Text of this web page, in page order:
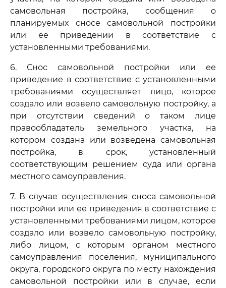
самовольная постройка, сообщения о
планируемых сносе самовольной постройки
или ее приведении в соответствие с
установленными требованиями.
6. Снос самовольной постройки или ее
приведение в соответствие с установленными
требованиями осуществляет лицо, которое
создало или возвело самовольную постройку, а
при отсутствии сведений о таком лице
правообладатель земельного участка, на
котором создана или возведена самовольная
постройка, в срок, установленный
соответствующим решением суда или органа
местного самоуправления.
7. В случае осуществления сноса самовольной
постройки или ее приведения в соответствие с
установленными требованиями лицом, которое
создало или возвело самовольную постройку,
либо лицом, с которым органом местного
самоуправления поселения, муниципального
округа, городского округа по месту нахождения
самовольной постройки или в случае, если